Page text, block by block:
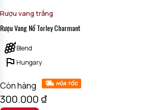
Rượu vang trắng
Rượu Vang Nổ Torley Charmant
Blend
Hungary
Còn hàng
300.000₫